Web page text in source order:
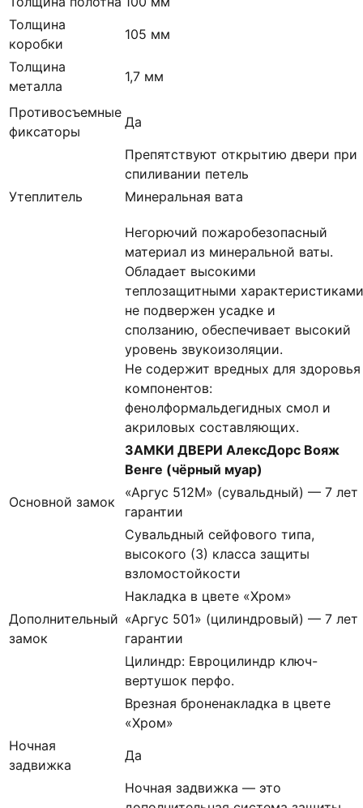
Толщина
коробки
105 мм
Толщина
металла
1,7 мм
Противосъемные
фиксаторы
Да
Препятствуют открытию двери при
спиливании петель
Утеплитель
Минеральная вата
Негорючий пожаробезопасный
материал из минеральной ваты.
Обладает высокими
теплозащитными
не подвержен усадке и
сползанию, обеспечивает высокий
уровень звукоизоляции.
Не содержит вредных для здоровья
компонентов:
фенолформальдегидных смол и
акриловых составляющих.
ЗАМКИ ДВЕРИ АлексДорс Вояж
Венге (чёрный муар)
Основной замок
«Аргус 512М» (сувальдный) — 7 лет
гарантии
Сувальдный сейфового типа,
высокого (3) класса защиты
взломостойкости
Накладка в цвете «Хром»
Дополнительный
замок
«Аргус 501» (цилиндровый) — 7 лет
гарантии
Цилиндр: Евроцилиндр ключ-
вертушок перфо.
Врезная броненакладка в цвете
«Хром»
Ночная
задвижка
Да
Ночная задвижка — это